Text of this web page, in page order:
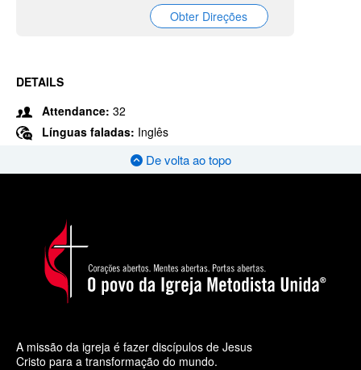
Obter Direções
DETAILS
Attendance: 32
Línguas faladas: Inglês
De volta ao topo
A missão da igreja é fazer discípulos de Jesus
Cristo para a transformação do mundo.